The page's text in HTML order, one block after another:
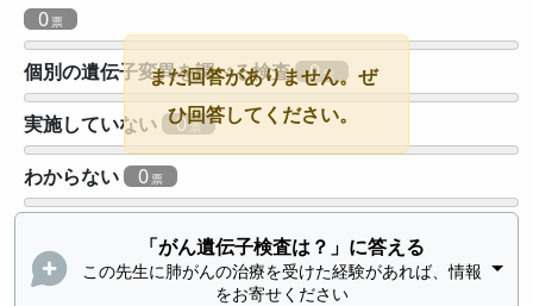
0
個別の遺伝子変異を調べる検査
0
実施していない
0
わからない
0
「がん遺伝子検査は？」に答える
この先生に肺がんの治療を受けた経験があれば、情報
をお寄せください
まだ回答がありません。ぜ
ひ回答してください。